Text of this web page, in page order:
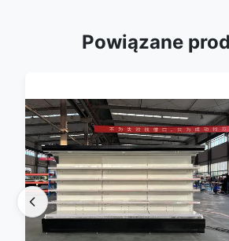
Powiązane